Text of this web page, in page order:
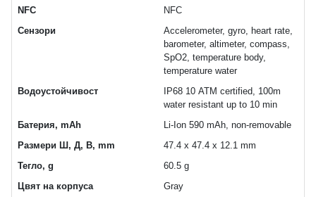
NFC
NFC
Сензори
Accelerometer, gyro, heart rate,
barometer, altimeter, compass,
SpO2, temperature body,
temperature water
Водоустойчивост
IP68 10 ATM certified, 100m
water resistant up to 10 min
Батерия, mAh
Li-Ion 590 mAh, non-removable
Размери Ш, Д, В, mm
47.4 x 47.4 x 12.1 mm
Тегло, g
60.5 g
Цвят на корпуса
Gray